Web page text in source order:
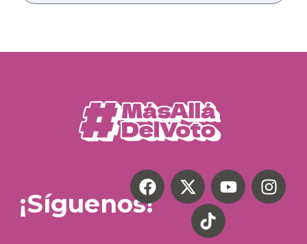
¡Síguenos!